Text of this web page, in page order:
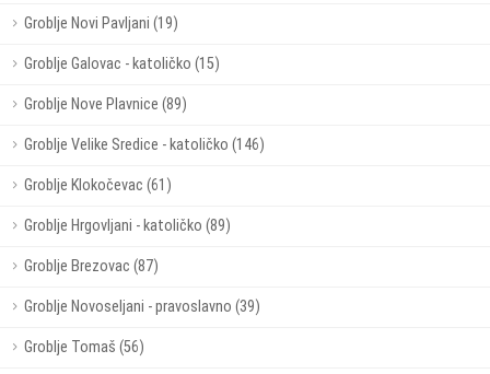
Groblje Novi Pavljani (19)
Groblje Galovac - katoličko (15)
Groblje Nove Plavnice (89)
Groblje Velike Sredice - katoličko (146)
Groblje Klokočevac (61)
Groblje Hrgovljani - katoličko (89)
Groblje Brezovac (87)
Groblje Novoseljani - pravoslavno (39)
Groblje Tomaš (56)